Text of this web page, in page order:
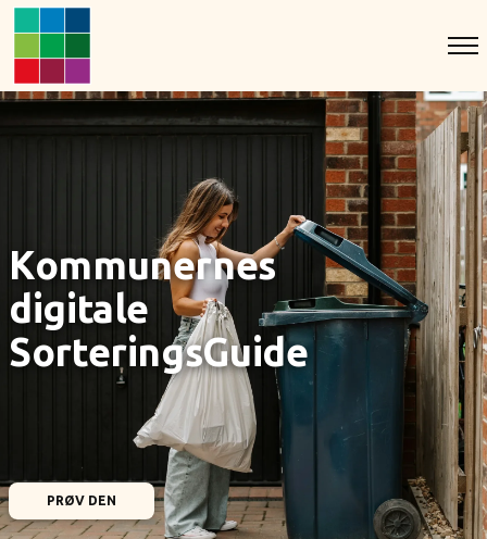
Kommunernes
digitale
SorteringsGuide
PRØV DEN